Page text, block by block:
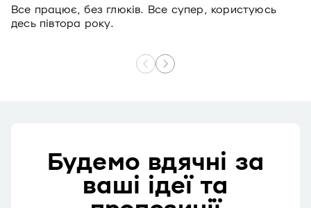
Все працює, без глюків. Все супер, користуюсь
десь півтора року.
Будемо вдячні за
ваші ідеї та